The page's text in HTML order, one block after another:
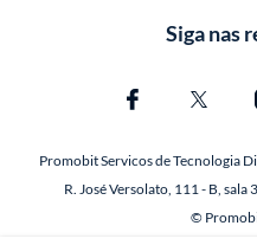
Siga nas
Promobit Servicos de Tecnologia
R. José Versolato, 111 - B, sala
©